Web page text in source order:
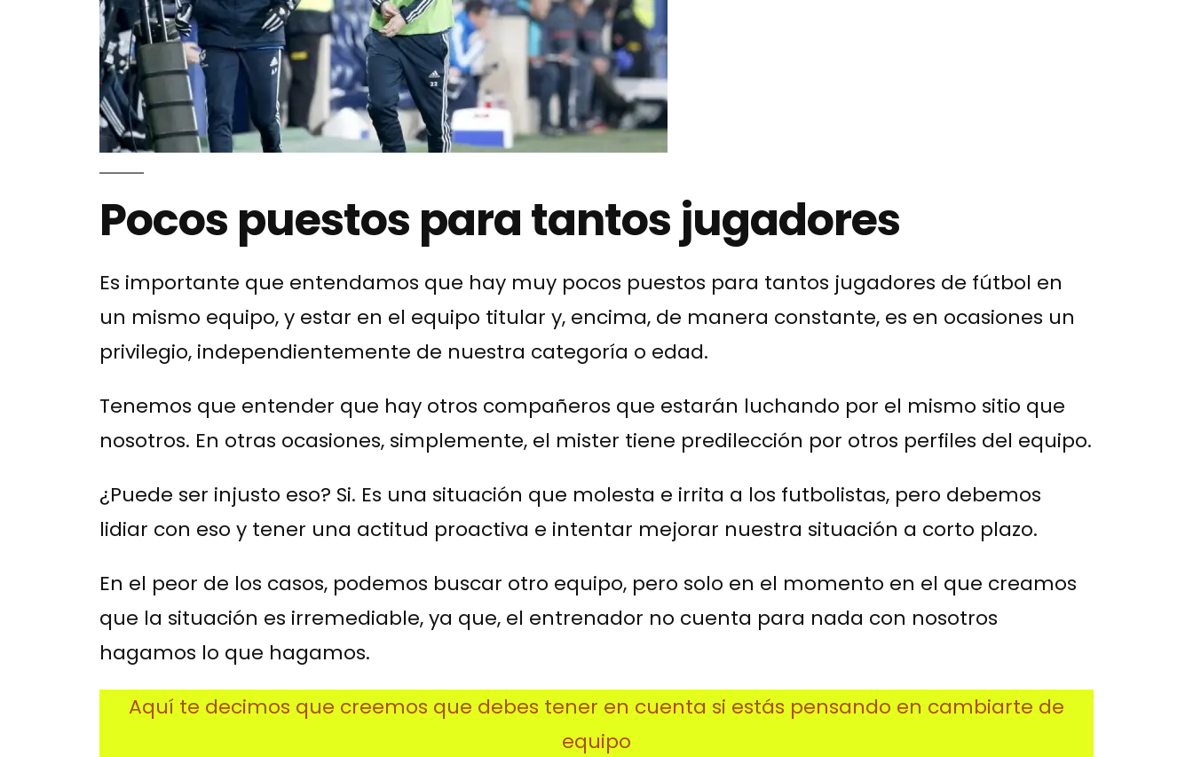
Pocos puestos para tantos jugadores
Es importante que entendamos que hay muy pocos puestos para tantos jugadores de fútbol en
un mismo equipo, y estar en el equipo titular y, encima, de manera constante, es en ocasiones un
privilegio, independientemente de nuestra categoría o edad.
Tenemos que entender que hay otros compañeros que estarán luchando por el mismo sitio que
nosotros. En otras ocasiones, simplemente, el mister tiene predilección por otros perfiles del equipo.
¿Puede ser injusto eso? Si. Es una situación que molesta e irrita a los futbolistas, pero debemos
lidiar con eso y tener una actitud proactiva e intentar mejorar nuestra situación a corto plazo.
En el peor de los casos, podemos buscar otro equipo, pero solo en el momento en el que creamos
que la situación es irremediable, ya que, el entrenador no cuenta para nada con nosotros
hagamos lo que hagamos.
Aquí te decimos que creemos que debes tener en cuenta si estás pensando en cambiarte de
equipo